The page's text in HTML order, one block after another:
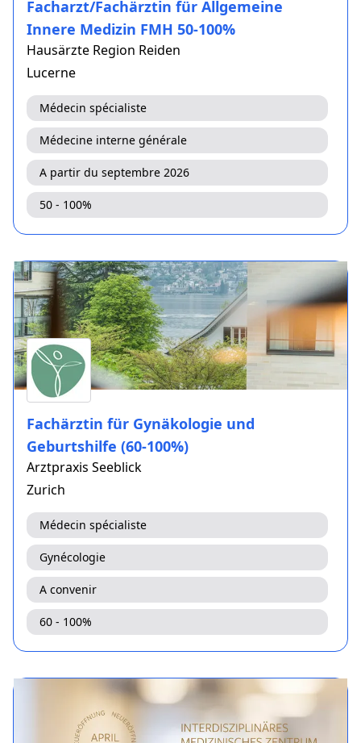
Facharzt/Fachärztin für Allgemeine
Innere Medizin FMH 50-100%
Hausärzte Region Reiden
Lucerne
Médecin spécialiste
Médecine interne générale
A partir du septembre 2026
50 - 100%
Fachärztin für Gynäkologie und
Geburtshilfe (60-100%)
Arztpraxis Seeblick
Zurich
Médecin spécialiste
Gynécologie
A convenir
60 - 100%